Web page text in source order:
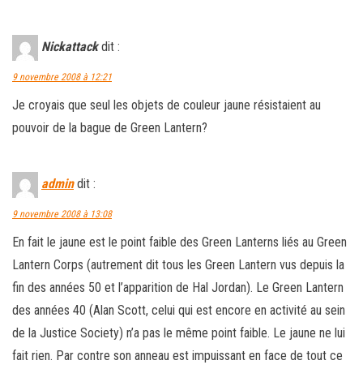
Nickattack dit :
9 novembre 2008 à 12:21
Je croyais que seul les objets de couleur jaune résistaient au
pouvoir de la bague de Green Lantern?
admin dit :
9 novembre 2008 à 13:08
En fait le jaune est le point faible des Green Lanterns liés au Green
Lantern Corps (autrement dit tous les Green Lantern vus depuis la
fin des années 50 et l’apparition de Hal Jordan). Le Green Lantern
des années 40 (Alan Scott, celui qui est encore en activité au sein
de la Justice Society) n’a pas le même point faible. Le jaune ne lui
fait rien. Par contre son anneau est impuissant en face de tout ce